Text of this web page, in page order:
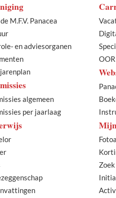
M.F.V. Panacea
en adviesorganen
algemeen
per jaarlaag